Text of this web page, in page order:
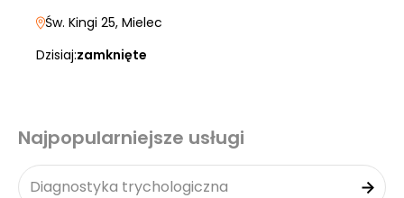
Św. Kingi 25, Mielec
Dzisiaj:zamknięte
Najpopularniejsze usługi
Diagnostyka trychologiczna